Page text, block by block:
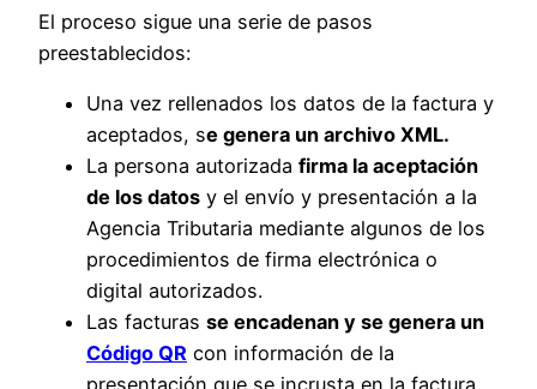
El proceso sigue una serie de pasos
preestablecidos:
Una vez rellenados los datos de la factura y
aceptados, se genera un archivo XML.
La persona autorizada firma la aceptación
de los datos y el envío y presentación a la
Agencia Tributaria mediante algunos de los
procedimientos de firma electrónica o
digital autorizados.
Las facturas se encadenan y se genera un
Código QR con información de la